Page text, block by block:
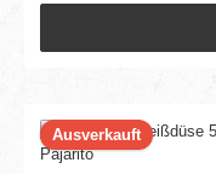
Ausverkauft